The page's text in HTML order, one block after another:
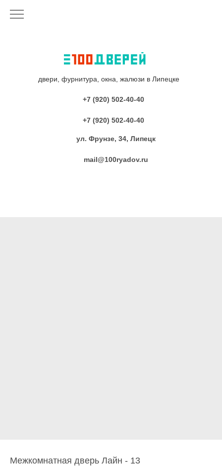
двери, фурнитура, окна, жалюзи в Липецке
+7 (920) 502-40-40
+7 (920) 502-40-40
ул. Фрунзе, 34, Липецк
mail@100ryadov.ru
Межкомнатная дверь Лайн - 13